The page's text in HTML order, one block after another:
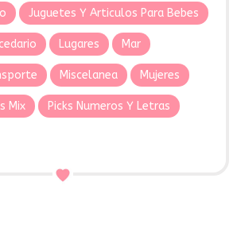
Juguetes Y Articulos Para Bebes
Lugares Mar
Miscelanea Mujeres
Mix Picks Numeros Y Letras